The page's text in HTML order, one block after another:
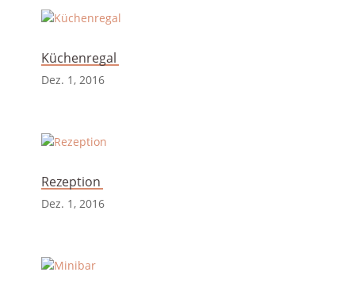
Küchenregal
Dez. 1, 2016
Rezeption
Dez. 1, 2016